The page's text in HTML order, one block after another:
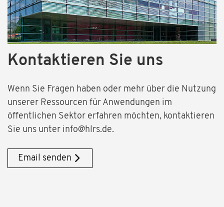
Kontaktieren Sie uns
Wenn Sie Fragen haben oder mehr über die Nutzung
unserer Ressourcen für Anwendungen im
öffentlichen Sektor erfahren möchten, kontaktieren
Sie uns unter info@hlrs.de.
Email senden